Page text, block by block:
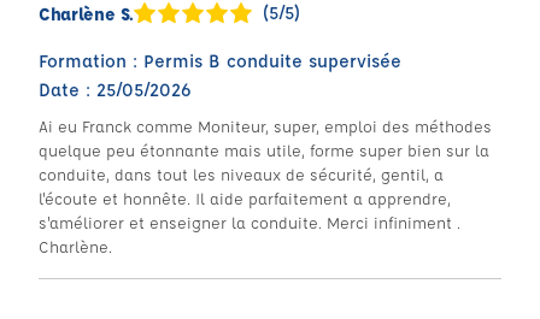
Charlène S. (5/5)
Formation : Permis B conduite supervisée
Date : 25/05/2026
Ai eu Franck comme Moniteur, super, emploi des méthodes
quelque peu étonnante mais utile, forme super bien sur la
conduite, dans tout les niveaux de sécurité, gentil, a
l'écoute et honnête. Il aide parfaitement a apprendre,
s'améliorer et enseigner la conduite. Merci infiniment .
Charlène.